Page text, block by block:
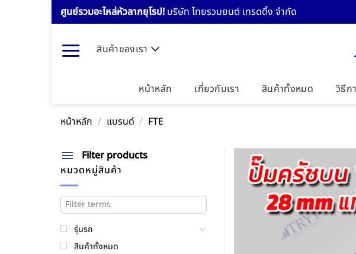
Skip
to
ศูนย์รวมอะไหล่หัวลากยุโรป! บริษัท ไทยรวมยนต์ เทรดดิ้ง จำกัด
สินค้าของเรา
หน้าหลัก เกี่ยวกับเรา สินค้าทั้งหมด วิธีก
หน้าหลัก / แบรนด์ / FTE
Filter products
หมวดหมู่สินค้า
รุ่นรถ
สินค้าทั้งหมด